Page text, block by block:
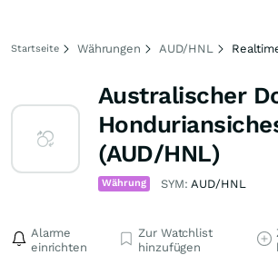
Startseite Währungen AUD/HNL
Australischer
(AUD/HNL)
Währung SYM:AUD/HNL
Alarme
einrichten
Zur Watchlist
hinzufügen